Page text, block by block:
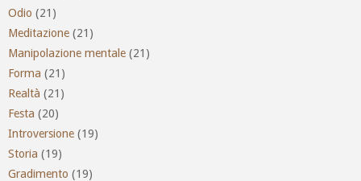
Odio (21)
Meditazione (21)
Manipolazione mentale (21)
Forma (21)
Realtà (21)
Festa (20)
Introversione (19)
Storia (19)
Gradimento (19)